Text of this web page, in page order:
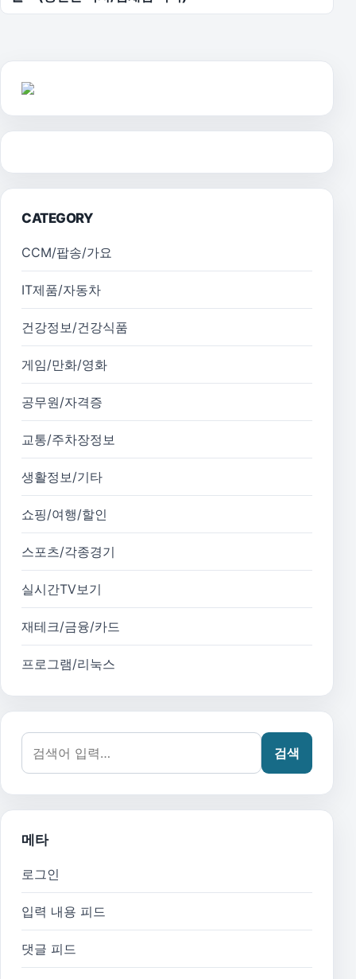
CATEGORY
CCM/팝송/가요
IT제품/자동차
건강정보/건강식품
게임/만화/영화
공무원/자격증
교통/주차장정보
생활정보/기타
쇼핑/여행/할인
스포츠/각종경기
실시간TV보기
재테크/금융/카드
프로그램/리눅스
검색어:
검색
메타
로그인
입력 내용 피드
댓글 피드